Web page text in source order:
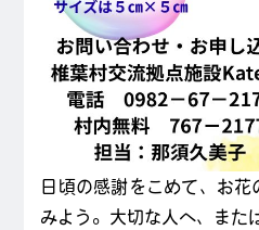
日頃の感謝をこめて、お
みよう。大切な人へ、また